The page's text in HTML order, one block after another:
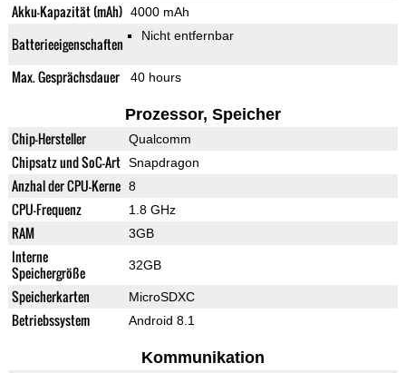
Akku-Kapazität (mAh) 4000 mAh
Batterieeigenschaften Nicht entfernbar
Max. Gesprächsdauer 40 hours
Prozessor, Speicher
Chip-Hersteller Qualcomm
Chipsatz und SoC-Art Snapdragon
Anzhal der CPU-Kerne 8
CPU-Frequenz 1.8 GHz
RAM 3GB
Interne
Speichergröße
32GB
Speicherkarten MicroSDXC
Betriebssystem Android 8.1
Kommunikation